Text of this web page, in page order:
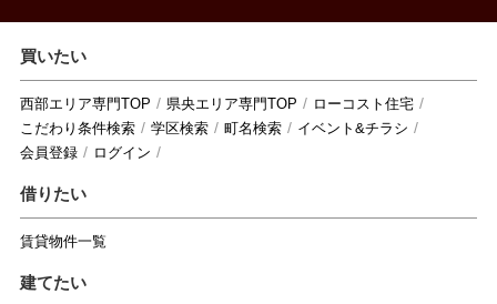
買いたい
西部エリア専門TOP 県央エリア専門TOP
ローコスト住宅
こだわり条件検索
学区検索 町名検索
イベント&チラシ
会員登録
ログイン
借りたい
賃貸物件一覧
建てたい